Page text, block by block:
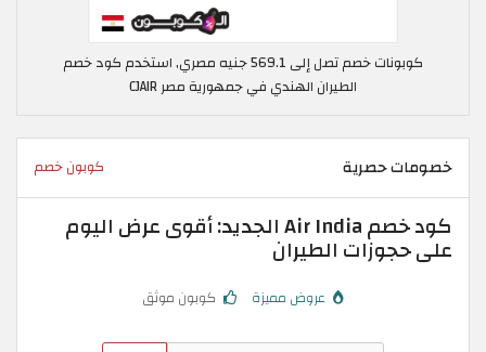
كوبونات خصم تصل إلى 569.1 جنيه مصري, استخدم كود خصم
الطيران الهندي في جمهورية مصر CJAIR
خصومات حصرية كوبون خصم
كود خصم Air India الجديد: أقوى عرض اليوم
على حجوزات الطيران
عروض مميزة كوبون موثق